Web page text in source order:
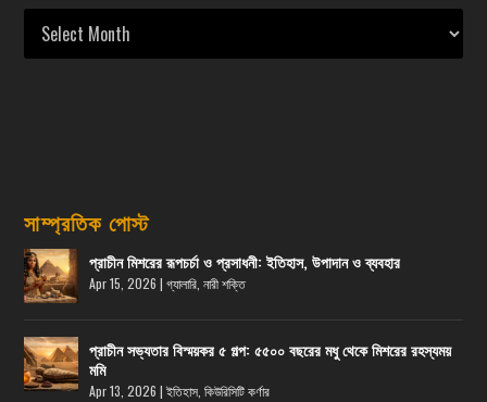
সাম্প্রতিক পোস্ট
প্রাচীন মিশরের রূপচর্চা ও প্রসাধনী: ইতিহাস, উপাদান ও ব্যবহার
Apr 15, 2026 |গ্যালারি ,নারী শক্তি
প্রাচীন সভ্যতার বিস্ময়কর ৫ গল্প: ৫৫০০ বছরের মধু থেকে মিশরের রহস্যময়
মমি
Apr 13, 2026 |ইতিহাস ,কিউরিসিটি কর্ণার